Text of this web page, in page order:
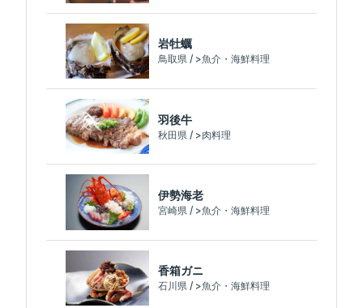
岩牡蠣
鳥取県 / >魚介・海鮮料理
羽後牛
秋田県 / >肉料理
伊勢海老
宮崎県 / >魚介・海鮮料理
香箱ガニ
石川県 / >魚介・海鮮料理